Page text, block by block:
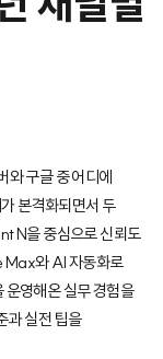
와 구글 중 어디에
본격화되면서 두
N을 중심으로 신뢰도
Max와 AI 자동화로
운영해온 실무 경험을
과 실전 팁을